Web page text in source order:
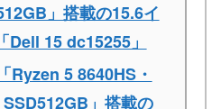
」搭載の15.6イ
Dell 15 dc15255」
Ryzen 5 8640HS・
」搭載の